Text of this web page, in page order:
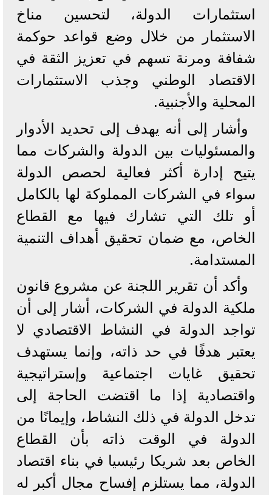
استثمارات الدولة، لتحسين مناخ
الاستثمار من خلال وضع قواعد حوكمة
شفافة ومرنة تسهم في تعزيز الثقة في
الاقتصاد الوطني وجذب الاستثمارات
المحلية والأجنبية.
وأشار إلى أنه يهدف إلى تحديد الأدوار
والمسئوليات بين الدولة والشركات مما
يتيح إدارة أكثر فعالية لحصص الدولة
سواء في الشركات المملوكة لها بالكامل
أو تلك التي تشارك فيها مع القطاع
الخاص، مع ضمان تحقيق أهداف التنمية
المستدامة.
وأكد أن تقرير اللجنة عن مشروع قانون
ملكية الدولة في الشركات، أشار إلى أن
تواجد الدولة في النشاط الاقتصادي لا
يعتبر هدفًا في حد ذاته، وإنما يستهدف
تحقيق غايات اجتماعية وإستراتيجية
واقتصادية إذا ما اقتضت الحاجة إلى
تدخل الدولة في ذلك النشاط، وإيمانًا من
الدولة في الوقت ذاته بأن القطاع
الخاص بعد شريكا رئيسيا في بناء اقتصاد
الدولة، مما يستلزم إفساح مجال أكبر له